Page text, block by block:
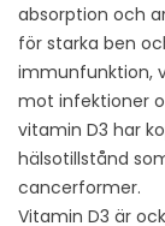
absorption och
för starka ben
immunfunktion,
mot infektioner
vitamin D3 har
hälsotillstånd
cancerformer.
Vitamin D3 är